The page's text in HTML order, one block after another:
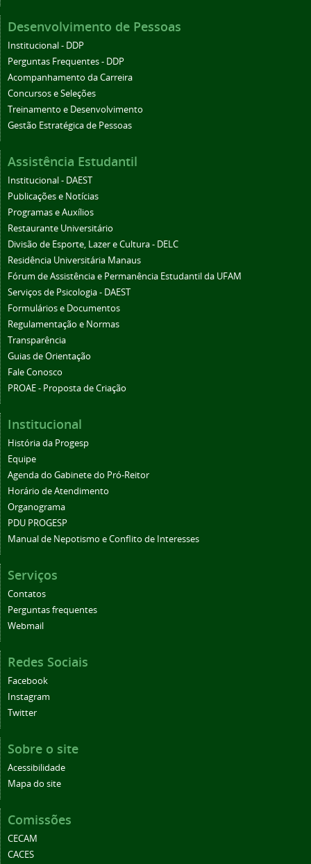
Desenvolvimento de Pessoas
Institucional - DDP
Perguntas Frequentes - DDP
Acompanhamento da Carreira
Concursos e Seleções
Treinamento e Desenvolvimento
Gestão Estratégica de Pessoas
Assistência Estudantil
Institucional - DAEST
Publicações e Notícias
Programas e Auxílios
Restaurante Universitário
Divisão de Esporte, Lazer e Cultura - DELC
Residência Universitária Manaus
Fórum de Assistência e Permanência Estudantil da UFAM
Serviços de Psicologia - DAEST
Formulários e Documentos
Regulamentação e Normas
Transparência
Guias de Orientação
Fale Conosco
PROAE - Proposta de Criação
Institucional
História da Progesp
Equipe
Agenda do Gabinete do Pró-Reitor
Horário de Atendimento
Organograma
PDU PROGESP
Manual de Nepotismo e Conflito de Interesses
Serviços
Contatos
Perguntas frequentes
Webmail
Redes Sociais
Facebook
Instagram
Twitter
Sobre o site
Acessibilidade
Mapa do site
Comissões
CECAM
CACES